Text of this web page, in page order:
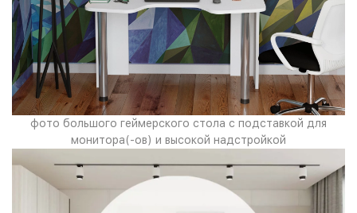
фото большого геймерского стола с подставкой для
монитора(-ов) и высокой надстройкой